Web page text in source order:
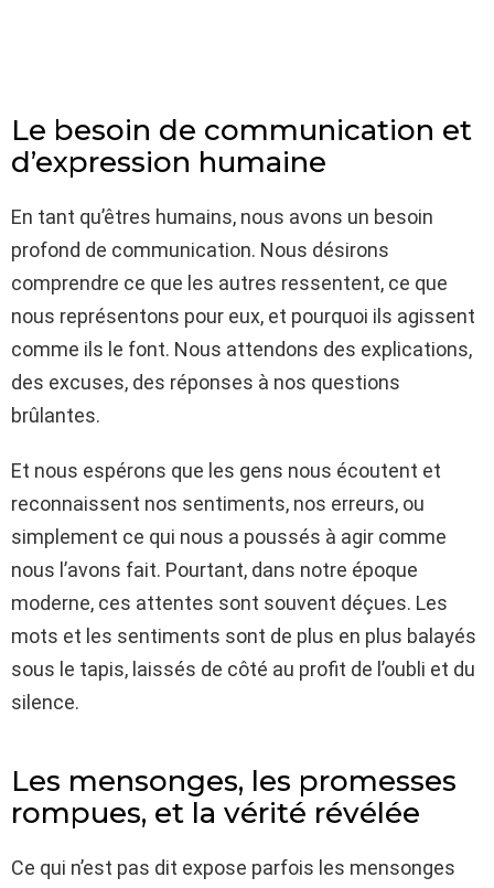
Le besoin de communication et
d’expression humaine
En tant qu’êtres humains, nous avons un besoin
profond de communication. Nous désirons
comprendre ce que les autres ressentent, ce que
nous représentons pour eux, et pourquoi ils agissent
comme ils le font. Nous attendons des explications,
des excuses, des réponses à nos questions
brûlantes.
Et nous espérons que les gens nous écoutent et
reconnaissent nos sentiments, nos erreurs, ou
simplement ce qui nous a poussés à agir comme
nous l’avons fait. Pourtant, dans notre époque
moderne, ces attentes sont souvent déçues. Les
mots et les sentiments sont de plus en plus balayés
sous le tapis, laissés de côté au profit de l’oubli et du
silence.
Les mensonges, les promesses
rompues, et la vérité révélée
Ce qui n’est pas dit expose parfois les mensonges